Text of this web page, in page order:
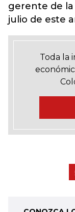
gerente de
julio de este
Toda la